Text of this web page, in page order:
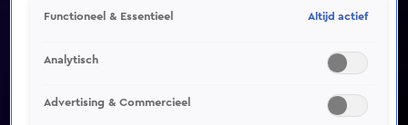
Video helaas niet gevonden
Functioneel & Essentieel Altijd actief
Analytisch
Advertising & Commercieel